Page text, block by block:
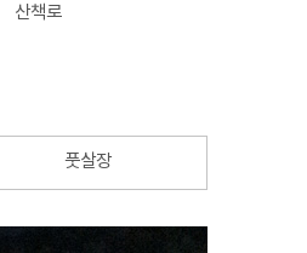
산책로
풋살장